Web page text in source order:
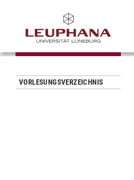
VORLESUNGSVERZEICHNIS